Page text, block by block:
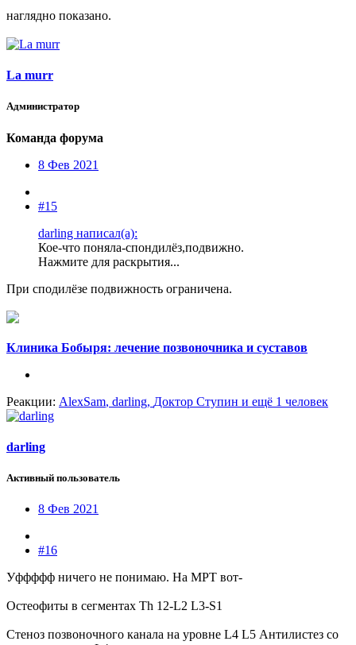
наглядно показано.
La murr
Администратор
Команда форума
8 Фев 2021
#15
darling написал(а):
Кое-что поняла-спондилёз,подвижно.
Нажмите для раскрытия...
При сподилёзе подвижность ограничена.
Клиника Бобыря: лечение позвоночника и суставов
Реакции: AlexSam, darling, Доктор Ступин и ещё 1 человек
darling
Активный пользователь
8 Фев 2021
#16
Уффффф ничего не понимаю. На МРТ вот-
Остеофиты в сегментах Th 12-L2 L3-S1
Стеноз позвоночного канала на уровне L4 L5 Антилистез со